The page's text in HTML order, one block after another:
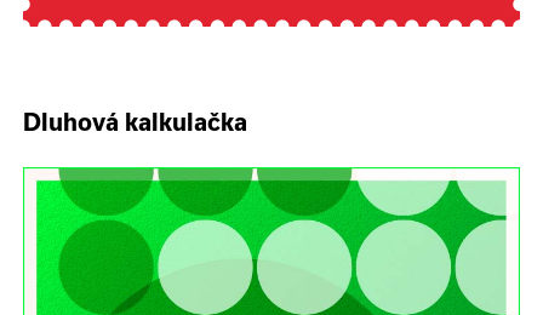
Dluhová kalkulačka